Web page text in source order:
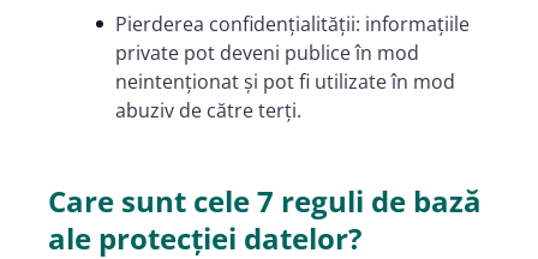
Pierderea confidențialității: informațiile
private pot deveni publice în mod
neintenționat și pot fi utilizate în mod
abuziv de către terți.
Care sunt cele 7 reguli de bază
ale protecției datelor?